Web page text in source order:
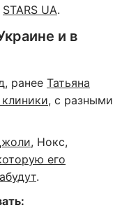
STARS UA.
и в
, ранее Татьяна
, с разными
, Нокс,
его
.